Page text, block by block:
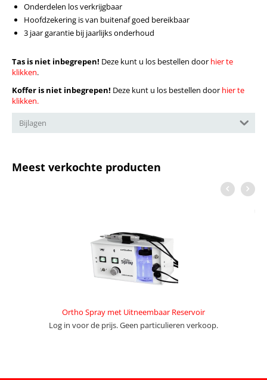
Onderdelen los verkrijgbaar
Hoofdzekering is van buitenaf goed bereikbaar
3 jaar garantie bij jaarlijks onderhoud
Tas is niet inbegrepen! Deze kunt u los bestellen door hier te
klikken.
Koffer is niet inbegrepen! Deze kunt u los bestellen door hier te
klikken.
Bijlagen
Meest verkochte producten
Ortho Spray met Uitneembaar Reservoir
Log in voor de prijs. Geen particulieren verkoop.